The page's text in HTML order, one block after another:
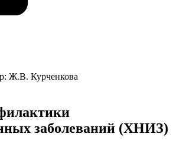
Ж.В. Курченкова
заболеваний (ХНИЗ)